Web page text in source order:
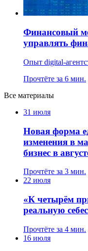
Финансовый
управлять
Опыт digital-
Прочтёте за 6 мин.
Все материалы
31 июля
Новая форма
изменения в
бизнес в
Прочтёте за 3 мин.
22 июля
«К четырём
реальную
Прочтёте за 4 мин.
16 июля